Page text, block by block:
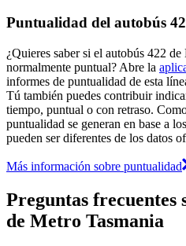
Puntualidad del autobús
¿Quieres saber si el autobús 422
normalmente puntual? Abre la
informes de puntualidad de esta
Tú también puedes contribuir
tiempo, puntual o con retraso.
puntualidad se generan en base a
pueden ser diferentes de los datos
Más información sobre puntualidad
Preguntas frecuentes
de Metro Tasmania